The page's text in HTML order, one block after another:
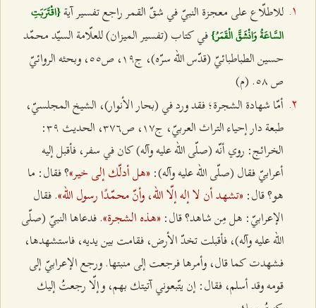
للاطلّاع على معجزة النبيّ في شقّ القمر راجع تفسير آية{اقْتَرَبَتِ
السَّاعَةُ وَانْشَقَّ الْقَمَرُ}في كتاب (تفسير الميزان) للعلّامة السيّد محمّد
حسين الطباطبائيّ (قدّس الله سرّه)، ج۱٩، ص٥٥، وبحثه الروائيّ
ص ٥۸. (م)
أمّا شهادة الشجرة؛ فقد ورد في (بحار الأنوار)، الشيخ المجلسيّ،
طبعة دار إحياء التراث العربيّ، ج۱۷، ص٣۷٦، الحديث ٣٩:
الخرائج: روي أنّه (صلّى الله عليه وآله) كان في سفر، فأقبل إليه
أعرابيّ فقال (صلّى الله عليه وآله): «هل أدلّك إلى خير»؟ فقال: ما
هو؟ قال: «تشهد أن لا إله إلّا الله، وأنّ محمّدًا رسول الله». فقال
الإعرابيّ: هل مِن شاهد؟ قال: «هذه الشجرة». فدعاها النبيّ (صلّى
الله عليه وآله)، فأقبلت تخدّ الأرض، فقامت بين يديه، فاستشهدها،
فشهدت كما قال، وأمرها فرجعت إلى منبتها. ورجع الإعرابيّ إلى
قومه وقد أسلم، فقال: إن يتّبعوني آتيتك بهم، وإلّا رجعتُ إليك